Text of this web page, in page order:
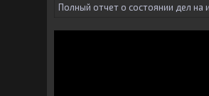
Полный отчет о состоянии дел